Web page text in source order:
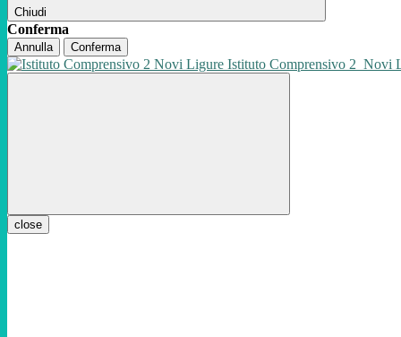
Chiudi
Conferma
Annulla Conferma
Istituto Comprensivo 2 Novi
close